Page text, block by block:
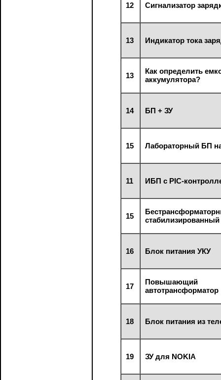
12 Сигнализатор
13 Индикатор тока
13
Как определить
аккумулятора?
14 БП + ЗУ
15 Лабораторный БП
11 ИБП с PIC-
15
16 Блок питания УКУ
17
Повышающий
автотрансформатор
18 Блок питания из
19 ЗУ для NOKIA